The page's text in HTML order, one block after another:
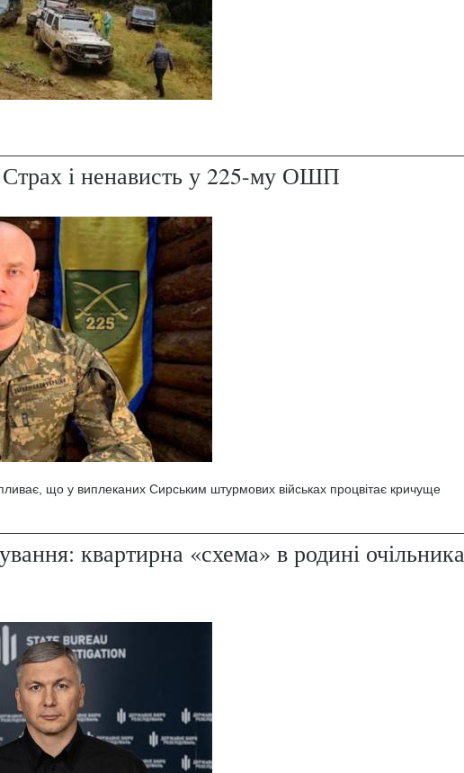
і ненависть у 225-му ОШП
що у виплеканих Сирським штурмових військах процвітає кричуще
квартирна «схема» в родині очільника